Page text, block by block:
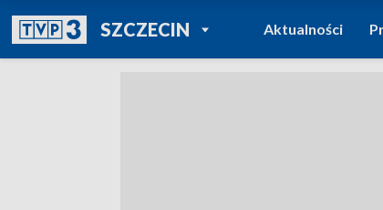
SZCZECINPOWRÓT DO
TVP REGIONY
Aktualności